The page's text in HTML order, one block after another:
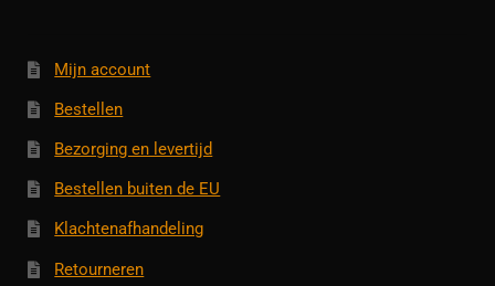
Mijn account
Bestellen
Bezorging en levertijd
Bestellen buiten de EU
Klachtenafhandeling
Retourneren